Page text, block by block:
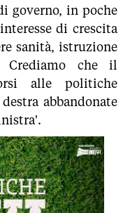
governo, in poche
di crescita
sanità, istruzione
Crediamo che il
alle politiche
abbandonate